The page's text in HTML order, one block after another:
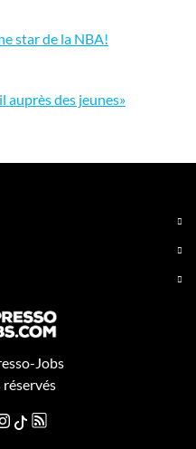
star de la NBA!
auprès des jeunes»
Jobs